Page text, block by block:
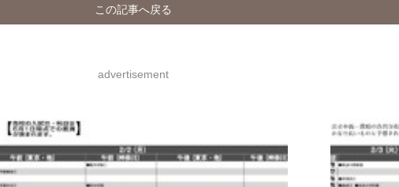
この記事へ戻る
advertisement